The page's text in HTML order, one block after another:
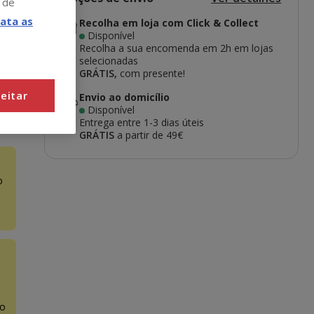
Recolha em loja com Click & Collect
Disponível
Recolha a sua encomenda em 2h em lojas
selecionadas
GRÁTIS, com presente!
Envio ao domicílio
Disponível
Entrega entre 1-3 dias úteis
GRÁTIS a partir de 49€
as